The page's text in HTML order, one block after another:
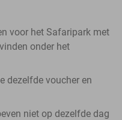
voor het Safaripark met
onder het
dezelfde voucher en
niet op dezelfde dag